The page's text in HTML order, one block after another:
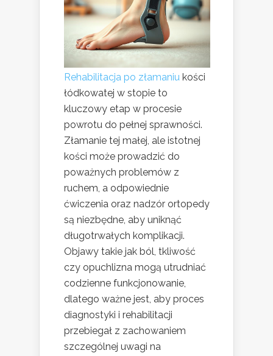
Rehabilitacja po złamaniu kości
łódkowatej w stopie to
kluczowy etap w procesie
powrotu do pełnej sprawności.
Złamanie tej małej, ale istotnej
kości może prowadzić do
poważnych problemów z
ruchem, a odpowiednie
ćwiczenia oraz nadzór ortopedy
są niezbędne, aby uniknąć
długotrwałych komplikacji.
Objawy takie jak ból, tkliwość
czy opuchlizna mogą utrudniać
codzienne funkcjonowanie,
dlatego ważne jest, aby proces
diagnostyki i rehabilitacji
przebiegał z zachowaniem
szczególnej uwagi na